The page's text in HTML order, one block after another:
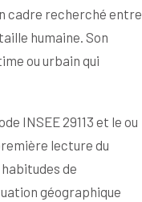
cadre recherché entre
humaine. Son
ou urbain qui
INSEE 29113 et le ou
lecture du
de
géographique